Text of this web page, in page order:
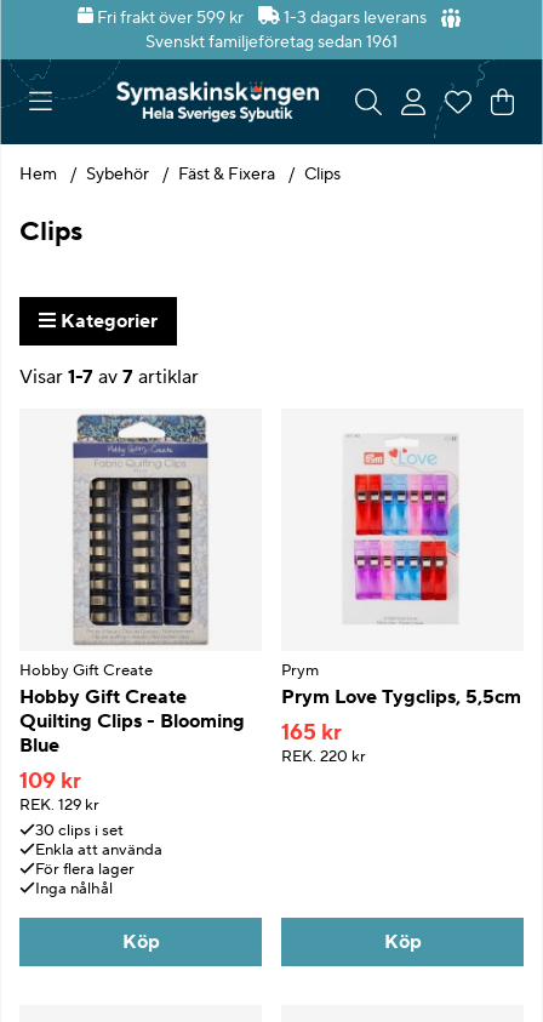
Fri frakt över 599 kr
1-3 dagars leverans
Svenskt familjeföretag sedan 1961
.
Hem Sybehör Fäst & Fixera Clips
Clips
Kategorier
Visar 1-7 av 7 artiklar
Produkter
Hobby Gift Create
Hobby Gift Create
Quilting Clips - Blooming
Blue
109 kr
REK. 129 kr
30 clips i set
Enkla att använda
För flera lager
Inga nålhål
Köp
Prym
Prym Love Tygclips, 5,5cm
165 kr
REK. 220 kr
Köp